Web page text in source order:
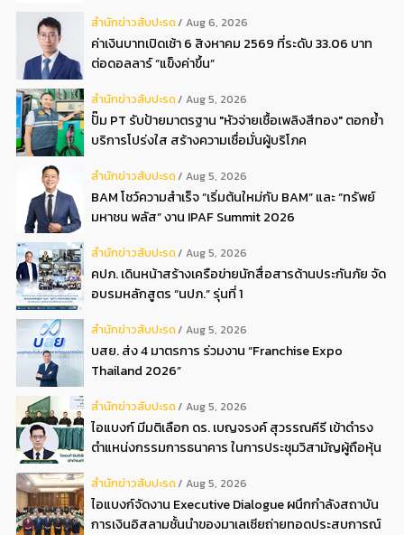
สํานักข่าวสับปะรด Aug 6, 2026
ค่าเงินบาทเปิดเช้า 6 สิงหาคม 2569 ที่ระดับ 33.06 บาท
ต่อดอลลาร์ “แข็งค่าขึ้น”
สํานักข่าวสับปะรด Aug 5, 2026
ปั๊ม PT รับป้ายมาตรฐาน "หัวจ่ายเชื้อเพลิงสีทอง" ตอกย้ำ
บริการโปร่งใส สร้างความเชื่อมั่นผู้บริโภค
สํานักข่าวสับปะรด Aug 5, 2026
BAM โชว์ความสำเร็จ “เริ่มต้นใหม่กับ BAM” และ “ทรัพย์
มหาชน พลัส” งาน IPAF Summit 2026
สํานักข่าวสับปะรด Aug 5, 2026
คปภ. เดินหน้าสร้างเครือข่ายนักสื่อสารด้านประกันภัย จัด
อบรมหลักสูตร “นปภ.” รุ่นที่ 1
สํานักข่าวสับปะรด Aug 5, 2026
บสย. ส่ง 4 มาตรการ ร่วมงาน “Franchise Expo
Thailand 2026”
สํานักข่าวสับปะรด Aug 5, 2026
ไอแบงก์ มีมติเลือก ดร. เบญจรงค์ สุวรรณคีรี เข้าดำรง
ตำแหน่งกรรมการธนาคาร ในการประชุมวิสามัญผู้ถือหุ้น
สํานักข่าวสับปะรด Aug 5, 2026
ไอแบงก์จัดงาน Executive Dialogue ผนึกกำลังสถาบัน
การเงินอิสลามชั้นนำของมาเลเซียถ่ายทอดประสบการณ์